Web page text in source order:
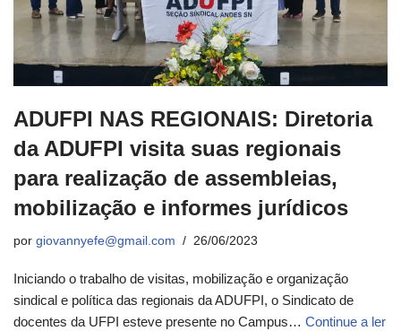
ADUFPI NAS REGIONAIS: Diretoria
da ADUFPI visita suas regionais
para realização de assembleias,
mobilização e informes jurídicos
por giovannyefe@gmail.com 26/06/2023
Iniciando o trabalho de visitas, mobilização e organização
sindical e política das regionais da ADUFPI, o Sindicato de
docentes da UFPI esteve presente no Campus… Continue a ler